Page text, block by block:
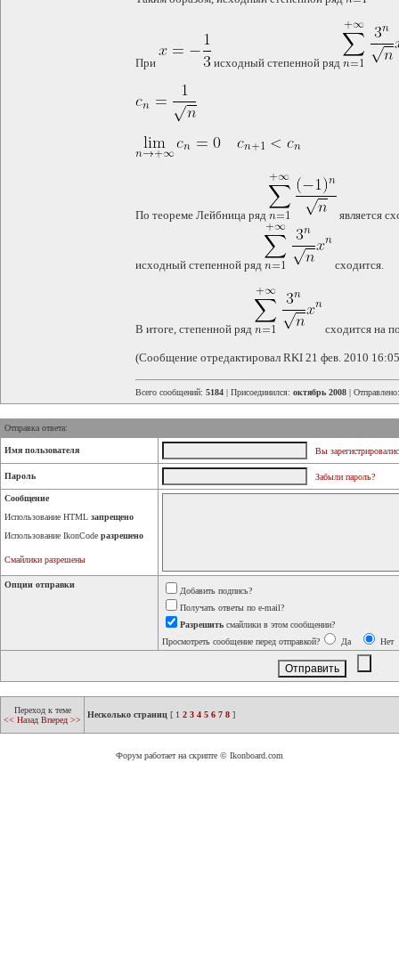
При исходный степенной ряд
По теореме Лейбница ряд является
исходный степенной ряд сходится.
В итоге, степенной ряд сходится на
(Сообщение отредактировал RKI 21 фев. 2010
Всего сообщений: 5184 | Присоединился: октябрь 2008 |
Отправка ответа:
Имя пользователя Вы
Пароль Забыли пароль?
Сообщение
Использование HTML запрещено
Использование IkonCode разрешено
Смайлики разрешены
Опции отправки
Добавить подпись?
Получать ответы по e-mail?
Разрешить смайлики в этом сообщении?
Просмотреть сообщение перед отправкой?
Да Нет
Переход к теме
<< Назад Вперед >>
Несколько страниц [ 1 2 3 4 5 6 7 8 ]
Форум работает на скрипте © Ikonboard.com